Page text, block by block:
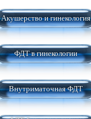
Акушерство и гинекология
ФДТ в гинекологии
Внутриматочная ФДТ